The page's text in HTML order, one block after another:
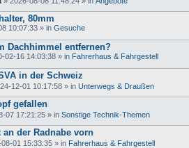
80mm
10:07:33 » in Gesuche
Dachhimmel entfernen?
02-16 14:03:38 » in Fahrerhaus & Fahrgestell
in der Schweiz
12-01 10:17:58 » in Unterwegs & Draußen
gefallen
07 17:21:25 » in Sonstige Technik-Themen
an der Radnabe vorn
01 15:33:35 » in Fahrerhaus & Fahrgestell